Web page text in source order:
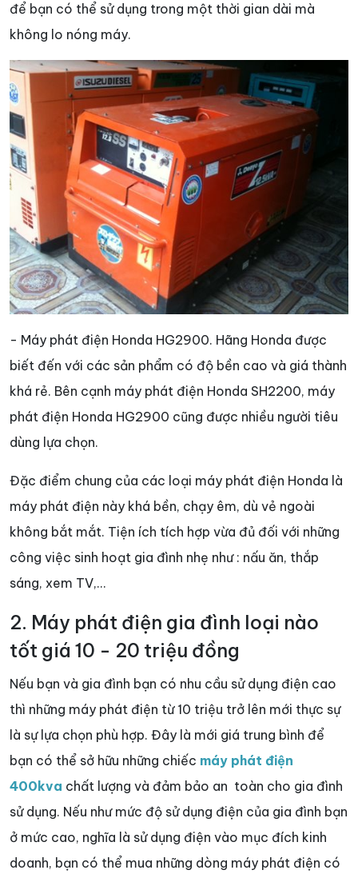
để bạn có thể sử dụng trong một thời gian dài mà
không lo nóng máy.
- Máy phát điện Honda HG2900. Hãng Honda được
biết đến với các sản phẩm có độ bền cao và giá thành
khá rẻ. Bên cạnh máy phát điện Honda SH2200, máy
phát điện Honda HG2900 cũng được nhiều người tiêu
dùng lựa chọn.
Đặc điểm chung của các loại máy phát điện Honda là
máy phát điện này khá bền, chạy êm, dù vẻ ngoài
không bắt mắt. Tiện ích tích hợp vừa đủ đối với những
công việc sinh hoạt gia đình nhẹ như : nấu ăn, thắp
sáng, xem TV,...
2. Máy phát điện gia đình loại nào
tốt giá 10 - 20 triệu đồng
Nếu bạn và gia đình bạn có nhu cầu sử dụng điện cao
thì những máy phát điện từ 10 triệu trở lên mới thực sự
là sự lựa chọn phù hợp. Đây là mới giá trung bình để
bạn có thể sở hữu những chiếc máy phát điện
400kva chất lượng và đảm bảo an toàn cho gia đình
sử dụng. Nếu như mức độ sử dụng điện của gia đình bạn
ở mức cao, nghĩa là sử dụng điện vào mục đích kinh
doanh, bạn có thể mua những dòng máy phát điện có